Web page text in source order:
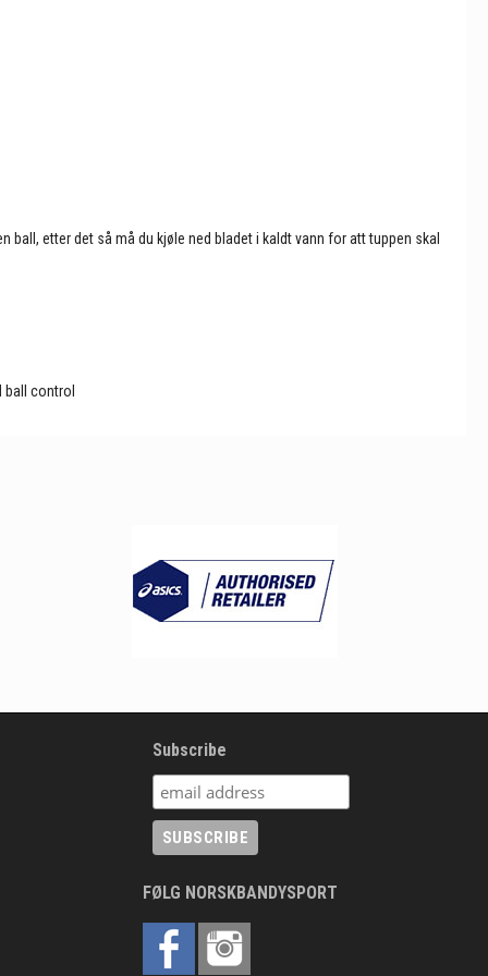
ball, etter det så må du kjøle ned bladet i kaldt vann for att tuppen skal
control
Subscribe
FØLG NORSKBANDYSPORT